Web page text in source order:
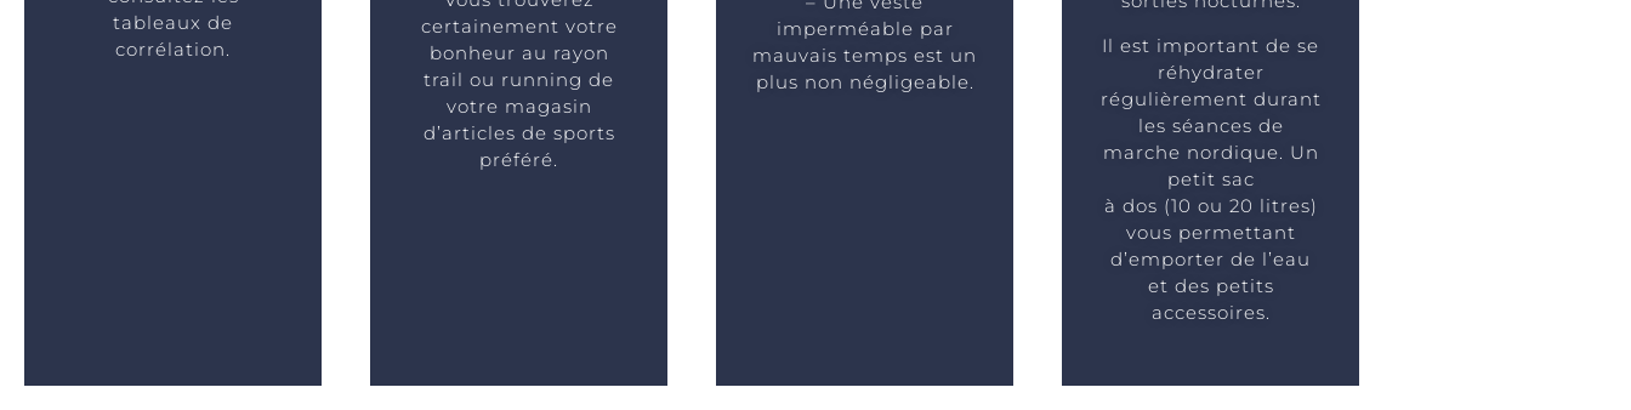
tableaux de
corrélation.
certainement votre
bonheur au rayon
trail ou running de
votre magasin
d’articles de sports
préféré.
imperméable par
mauvais temps est un
plus non négligeable.
Il est important de se
réhydrater
régulièrement durant
les séances de
marche nordique. Un
petit sac
à dos (10 ou 20 litres)
vous permettant
d’emporter de l’eau
et des petits
accessoires.